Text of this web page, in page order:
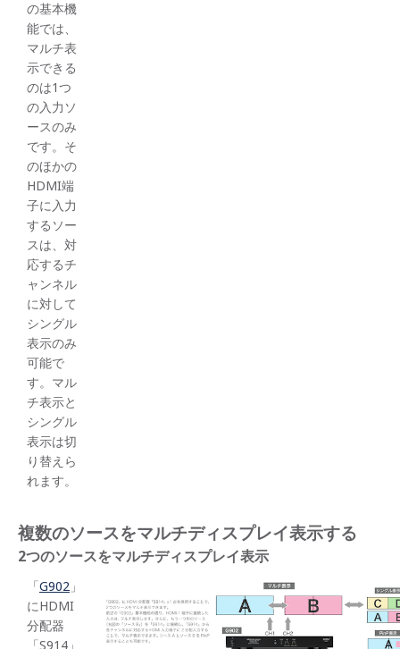
の基本機
能では、
マルチ表
示できる
のは1つ
の入力ソ
ースのみ
です。そ
のほかの
HDMI端
子に入力
するソー
スは、対
応するチ
ャンネル
に対して
シングル
表示のみ
可能で
す。 マル
チ表示と
シングル
表示は切
り替えら
れます。
複数のソースをマルチディスプレイ表示する
2つのソースをマルチディスプレイ表示
「G902 」
にHDMI
分配器
「S914」